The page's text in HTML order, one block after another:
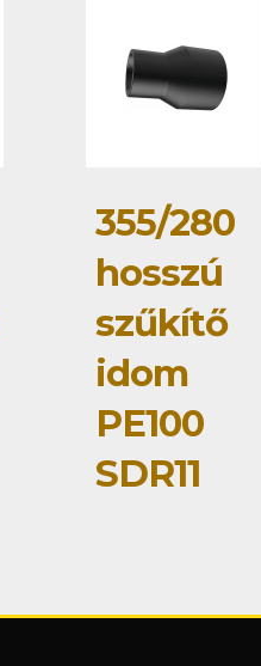
355/280
hosszú
szűkítő
idom
PE100
SDR11